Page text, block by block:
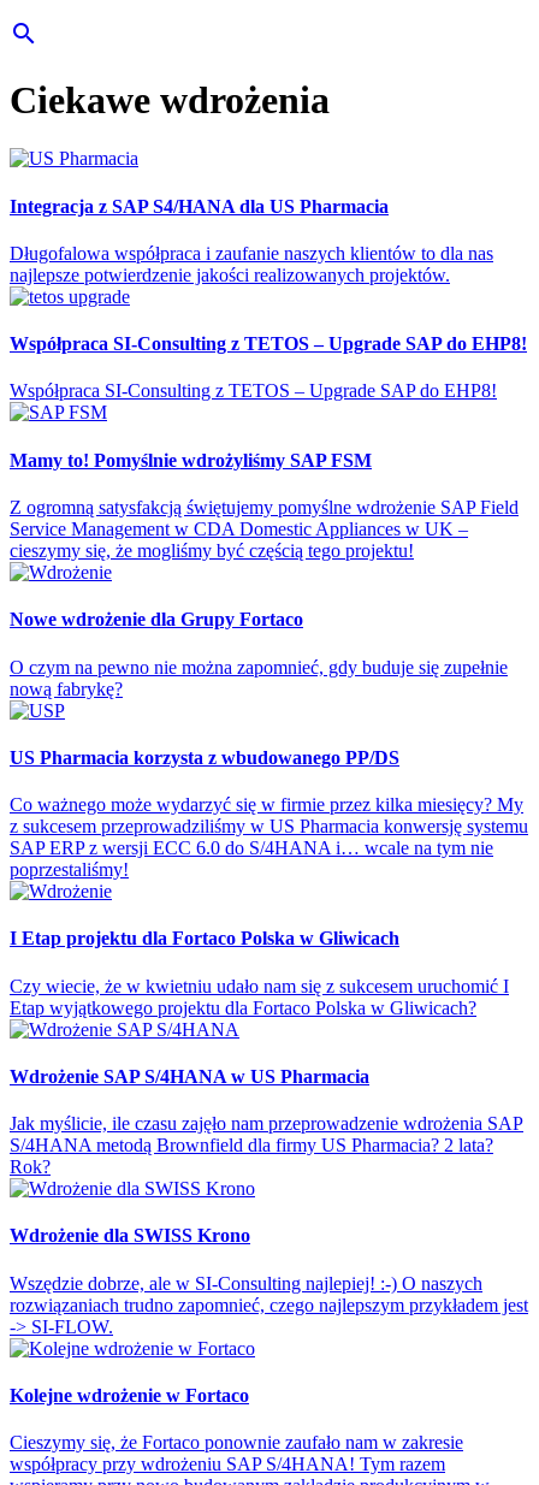
search
Ciekawe wdrożenia
Integracja z SAP S4/HANA dla US Pharmacia
Długofalowa współpraca i zaufanie naszych klientów to dla nas
najlepsze potwierdzenie jakości realizowanych projektów.
Współpraca SI-Consulting z TETOS – Upgrade SAP do EHP8!
Współpraca SI-Consulting z TETOS – Upgrade SAP do EHP8!
Mamy to! Pomyślnie wdrożyliśmy SAP FSM
Z ogromną satysfakcją świętujemy pomyślne wdrożenie SAP Field
Service Management w CDA Domestic Appliances w UK –
cieszymy się, że mogliśmy być częścią tego projektu!
Nowe wdrożenie dla Grupy Fortaco
O czym na pewno nie można zapomnieć, gdy buduje się zupełnie
nową fabrykę?
US Pharmacia korzysta z wbudowanego PP/DS
Co ważnego może wydarzyć się w firmie przez kilka miesięcy? My
z sukcesem przeprowadziliśmy w US Pharmacia konwersję systemu
SAP ERP z wersji ECC 6.0 do S/4HANA i… wcale na tym nie
poprzestaliśmy!
I Etap projektu dla Fortaco Polska w Gliwicach
Czy wiecie, że w kwietniu udało nam się z sukcesem uruchomić I
Etap wyjątkowego projektu dla Fortaco Polska w Gliwicach?
Wdrożenie SAP S/4HANA w US Pharmacia
Jak myślicie, ile czasu zajęło nam przeprowadzenie wdrożenia SAP
S/4HANA metodą Brownfield dla firmy US Pharmacia? 2 lata?
Rok?
Wdrożenie dla SWISS Krono
Wszędzie dobrze, ale w SI-Consulting najlepiej! :-) O naszych
rozwiązaniach trudno zapomnieć, czego najlepszym przykładem jest
-> SI-FLOW.
Kolejne wdrożenie w Fortaco
Cieszymy się, że Fortaco ponownie zaufało nam w zakresie
współpracy przy wdrożeniu SAP S/4HANA! Tym razem